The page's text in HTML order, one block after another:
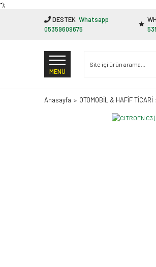
"');
DESTEK Whatsapp
05359609675
MENÜ
Anasayfa OTOMOBİL & HAFİF TİCARİ